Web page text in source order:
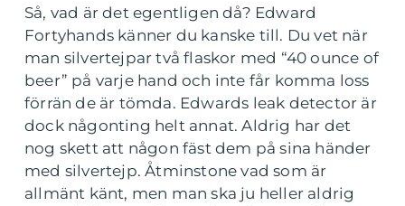
Så, vad är det egentligen då? Edward
Fortyhands känner du kanske till. Du vet när
man silvertejpar två flaskor med “40 ounce of
beer” på varje hand och inte får komma loss
förrän de är tömda. Edwards leak detector är
dock någonting helt annat. Aldrig har det
nog skett att någon fäst dem på sina händer
med silvertejp. Åtminstone vad som är
allmänt känt, men man ska ju heller aldrig